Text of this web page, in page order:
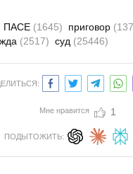
ПАСЕ (1645) приговор
(2517) суд (25446)
Мне нравится 1
ПОДЫТОЖИТЬ: